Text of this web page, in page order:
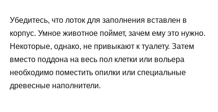
Убедитесь, что лоток для заполнения вставлен в
корпус. Умное животное поймет, зачем ему это нужно.
Некоторые, однако, не привыкают к туалету. Затем
вместо поддона на весь пол клетки или вольера
необходимо поместить опилки или специальные
древесные наполнители.